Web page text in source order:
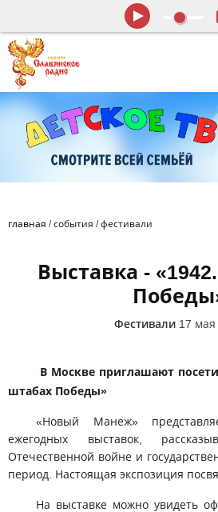
главная /события /фестивали
Выставка -
Фестивали 17 мая
В Москве приглашают
штабах Победы»
«Новый Манеж»
ежегодных выставок,
Отечественной войне и
период. Настоящая экспозиция
На выставке можно увидеть